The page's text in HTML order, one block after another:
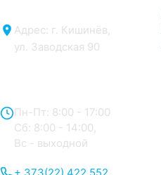
Адрес: г. Кишинёв,
ул. Заводская 90
Пн-Пт: 8:00 - 17:00
Сб: 8:00 - 14:00,
Вс - выходной